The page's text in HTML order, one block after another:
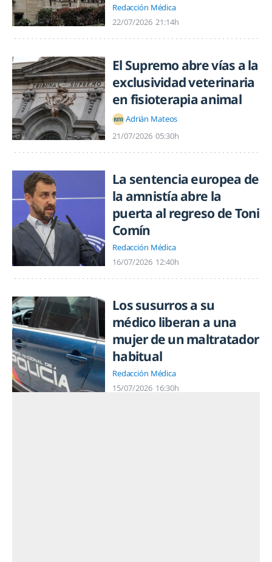
Redacción Médica
22/07/2026 21:14h
El Supremo abre vías a la
exclusividad veterinaria
en fisioterapia animal
Adrián Mateos
21/07/2026 05:30h
La sentencia europea de
la amnistía abre la
puerta al regreso de Toni
Comín
Redacción Médica
16/07/2026 12:40h
Los susurros a su
médico liberan a una
mujer de un maltratador
habitual
Redacción Médica
15/07/2026 16:30h